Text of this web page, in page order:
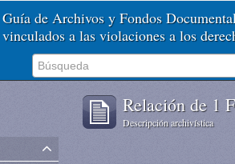
Guía de Archivos y Fondos
vinculados a las violaciones a los
Relación de 1
Descripción archivística